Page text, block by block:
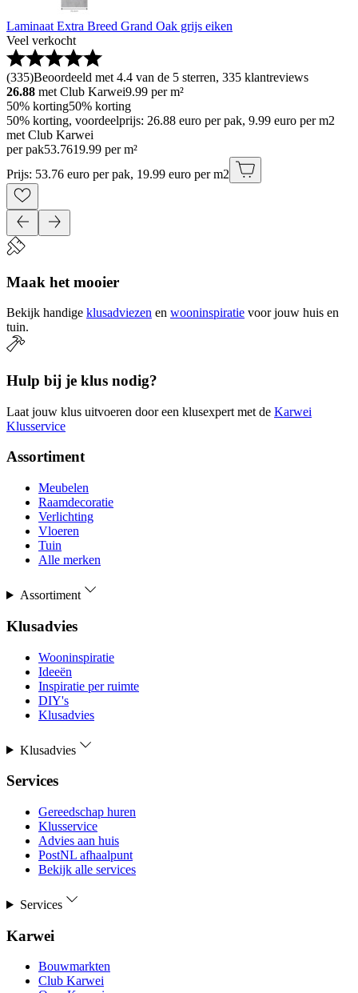
Laminaat Extra Breed Grand Oak grijs eiken
Veel verkocht
(335)Beoordeeld met 4.4 van de 5 sterren, 335 klantreviews
26.88 met Club Karwei9.99 per m²
50% korting50% korting
50% korting, voordeelprijs: 26.88 euro per pak, 9.99 euro per m2
met Club Karwei
per pak53.7619.99 per m²
Prijs: 53.76 euro per pak, 19.99 euro per m2
Maak het mooier
Bekijk handige klusadviezen en wooninspiratie voor jouw huis en
tuin.
Hulp bij je klus nodig?
Laat jouw klus uitvoeren door een klusexpert met de Karwei
Klusservice
Assortiment
Meubelen
Raamdecoratie
Verlichting
Vloeren
Tuin
Alle merken
Assortiment
Klusadvies
Wooninspiratie
Ideeën
Inspiratie per ruimte
DIY's
Klusadvies
Klusadvies
Services
Gereedschap huren
Klusservice
Advies aan huis
PostNL afhaalpunt
Bekijk alle services
Services
Karwei
Bouwmarkten
Club Karwei